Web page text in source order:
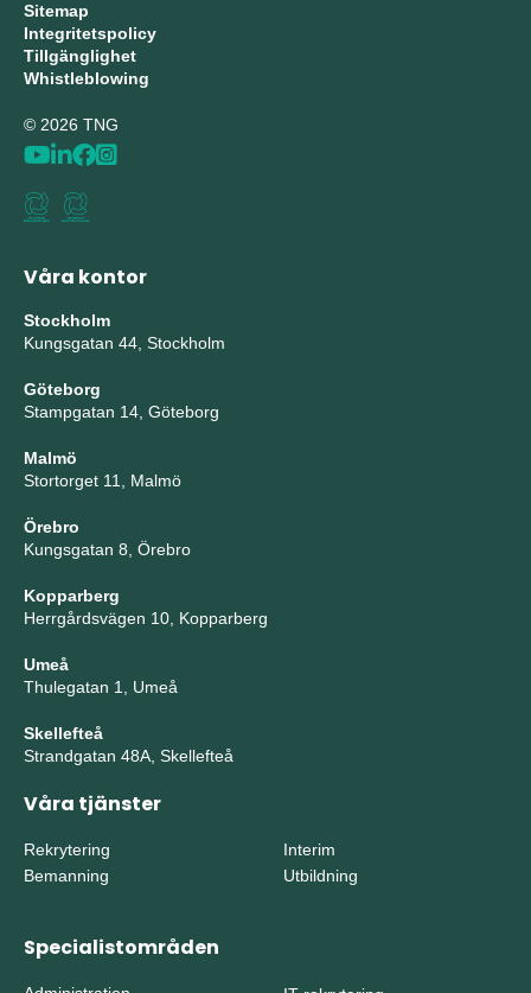
Sitemap
Integritetspolicy
Tillgänglighet
Whistleblowing
© 2026 TNG
Våra kontor
Stockholm
Kungsgatan 44, Stockholm
Göteborg
Stampgatan 14, Göteborg
Malmö
Stortorget 11, Malmö
Örebro
Kungsgatan 8, Örebro
Kopparberg
Herrgårdsvägen 10, Kopparberg
Umeå
Thulegatan 1, Umeå
Skellefteå
Strandgatan 48A, Skellefteå
Våra tjänster
Rekrytering
Bemanning
Interim
Utbildning
Specialistområden